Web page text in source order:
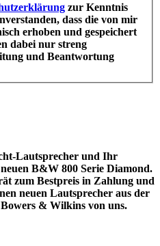
zur Kenntnis
dass die von mir
erhoben und gespeichert
dabei nur streng
und Beantwortung
Lautsprecher und Ihr
B&W 800 Serie Diamond.
zum Bestpreis in Zahlung und
neuen Lautsprecher aus der
& Wilkins von uns.